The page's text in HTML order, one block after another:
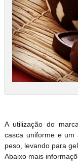
A utilização do
casca uniforme e um
peso, levando para
Abaixo mais